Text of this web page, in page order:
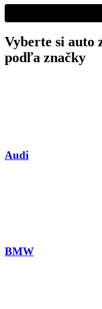
Vyberte si auto
podľa značky
Audi
BMW